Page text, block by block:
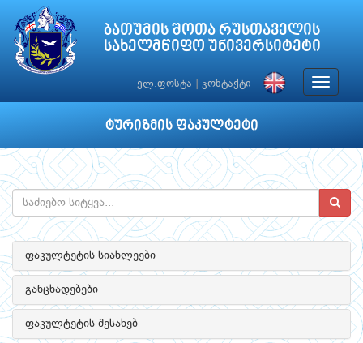
ბათუმის შოთა რუსთაველის
სახელმწიფო უნივერსიტეტი
ელ.ფოსტა კონტაქტი
Toggle
ტურიზმის ფაკულტეტი
ფაკულტეტის სიახლეები
განცხადებები
ფაკულტეტის შესახებ